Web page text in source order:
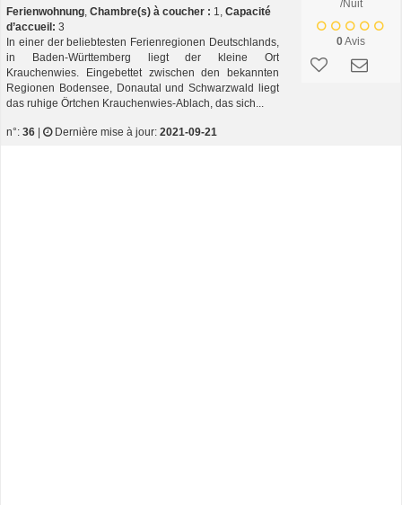
Ferienwohnung, Chambre(s) à coucher : 1, Capacité
d’accueil: 3
In einer der beliebtesten Ferienregionen Deutschlands,
in Baden-Württemberg liegt der kleine Ort
Krauchenwies. Eingebettet zwischen den bekannten
Regionen Bodensee, Donautal und Schwarzwald liegt
das ruhige Örtchen Krauchenwies-Ablach, das sich...
n°: 36 Dernière mise à jour: 2021-09-21
/Nuit
0Avis